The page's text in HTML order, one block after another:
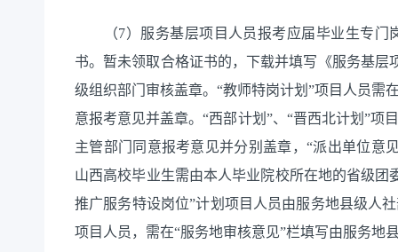
（7）服务基层项目人员报考应届毕业生专门
书。暂未领取合格证书的，下载并填写《服务基
级组织部门审核盖章。“教师特岗计划”项目人员需
意报考意见并盖章。“西部计划”、“晋西北计划”项
主管部门同意报考意见并分别盖章，“派出单位意
山西高校毕业生需由本人毕业院校所在地的省级
推广服务特设岗位”计划项目人员由服务地县级人
项目人员，需在“服务地审核意见”栏填写由服务地